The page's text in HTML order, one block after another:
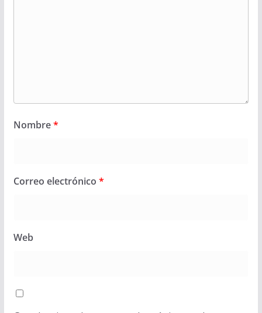
Nombre*
Correo electrónico *
Web